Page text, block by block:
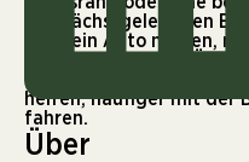
des nächstgelegenen
jetzt ein Auto nutzen,
könnten. Auch das Öffi-
Gepäckmitnahme im
helfen, häufiger mit der
fahren.
Über